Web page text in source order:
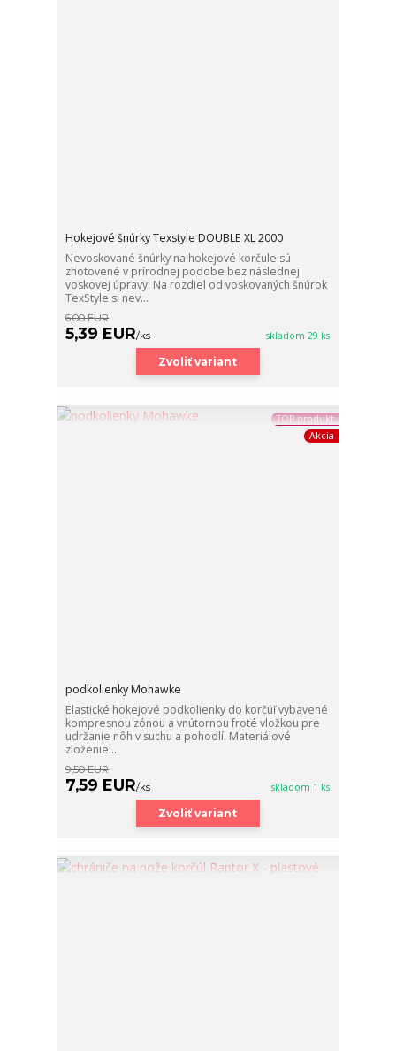
Hokejové šnúrky Texstyle DOUBLE XL 2000
Nevoskované šnúrky na hokejové korčule sú
zhotovené v prírodnej podobe bez následnej
voskovej úpravy. Na rozdiel od voskovaných šnúrok
TexStyle si nev...
6,00 EUR
5,39 EUR/ks skladom 29 ks
Zvoliť variant
TOP produkt
Akcia
podkolienky Mohawke
Elastické hokejové podkolienky do korčúľ vybavené
kompresnou zónou a vnútornou froté vložkou pre
udržanie nôh v suchu a pohodlí. Materiálové
zloženie:...
9,50 EUR
7,59 EUR/ks skladom 1 ks
Zvoliť variant